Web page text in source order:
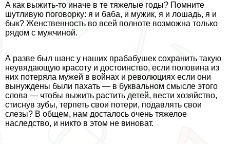
А как выжить-то иначе в те тяжелые годы? Помните
шутливую поговорку: я и баба, и мужик, я и лошадь, я и
бык? Женственность во всей полноте возможна только
рядом с мужчиной.
А разве был шанс у наших пpaбабушек сохранить такую
неувядающую красоту и достоинство, если половина из
них потеряла мужей в войнах и революциях если они
вынуждены были пахать — в буквальном смысле этого
слова — чтобы выжить растить детей, вести хозяйство,
стиснув зубы, терпеть свои потери, подавлять свои
слезы? В общем, нам досталось очень тяжелое
наследство, и никто в этом не виноват.